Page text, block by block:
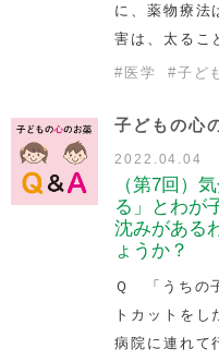
に、薬物療法
害は、太るこ
# 医学 #子ど
子どもの心
2022.04.04
（第7回）
る」とわが
沈みがある
ょうか？
Ｑ 「うちの
トカットをし
病院に連れて